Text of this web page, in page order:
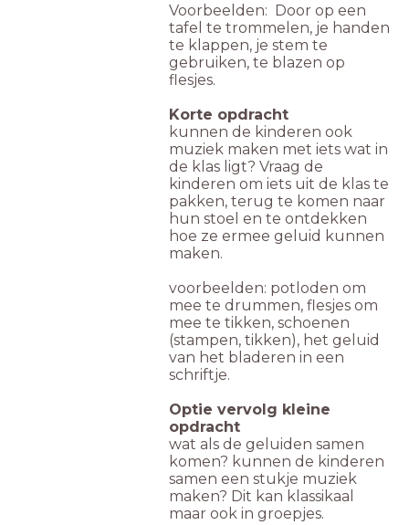
Voorbeelden: Door op een
tafel te trommelen, je handen
te klappen, je stem te
gebruiken, te blazen op
flesjes.
Korte opdracht
kunnen de kinderen ook
muziek maken met iets wat in
de klas ligt? Vraag de
kinderen om iets uit de klas te
pakken, terug te komen naar
hun stoel en te ontdekken
hoe ze ermee geluid kunnen
maken.
voorbeelden: potloden om
mee te drummen, flesjes om
mee te tikken, schoenen
(stampen, tikken), het geluid
van het bladeren in een
schriftje.
Optie vervolg kleine
opdracht
wat als de geluiden samen
komen? kunnen de kinderen
samen een stukje muziek
maken? Dit kan klassikaal
maar ook in groepjes.